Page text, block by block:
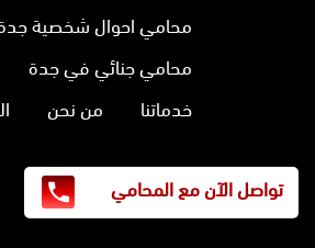
محامي احوال شخصية
محامي جنائي في جدة
خدماتنا
من نحن
تواصل الآن مع المحامي